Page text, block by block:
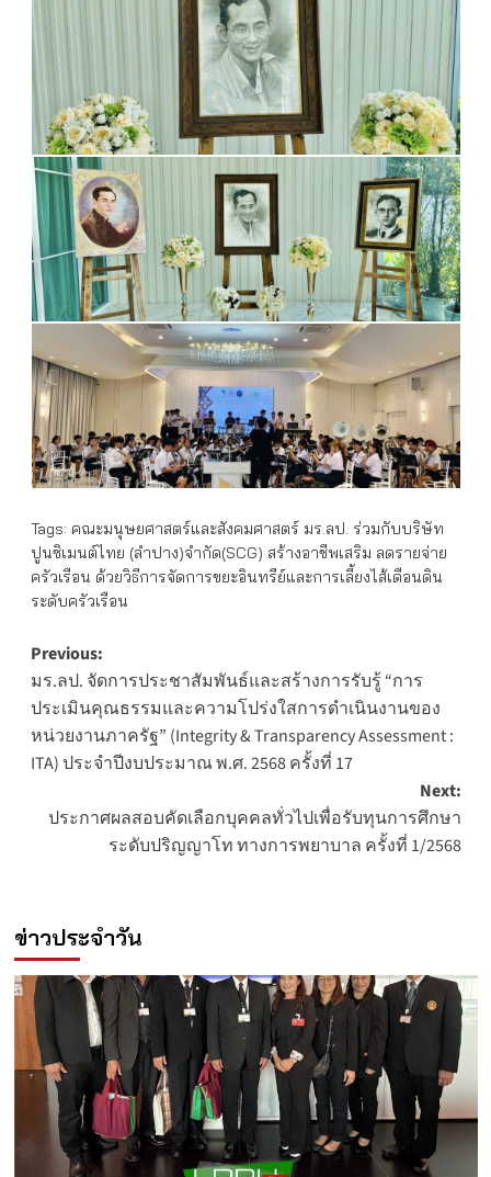
Tags: คณะมนุษยศาสตร์และสังคมศาสตร์ มร.ลป. ร่วมกับบริษัท
ปูนซิเมนต์ไทย (ลำปาง)จำกัด(SCG) สร้างอาชีพเสริม ลดรายจ่าย
ครัวเรือน ด้วยวิธีการจัดการขยะอินทรีย์และการเลี้ยงไส้เดือนดิน
ระดับครัวเรือน
Post
navigation
Previous:
มร.ลป. จัดการประชาสัมพันธ์และสร้างการรับรู้ “การ
ประเมินคุณธรรมและความโปร่งใสการดำเนินงานของ
หน่วยงานภาครัฐ” (Integrity & Transparency Assessment :
ITA) ประจำปีงบประมาณ พ.ศ. 2568 ครั้งที่ 17
Next:
ประกาศผลสอบคัดเลือกบุคคลทั่วไปเพื่อรับทุนการศึกษา
ระดับปริญญาโท ทางการพยาบาล ครั้งที่ 1/2568
ข่าวประจำวัน